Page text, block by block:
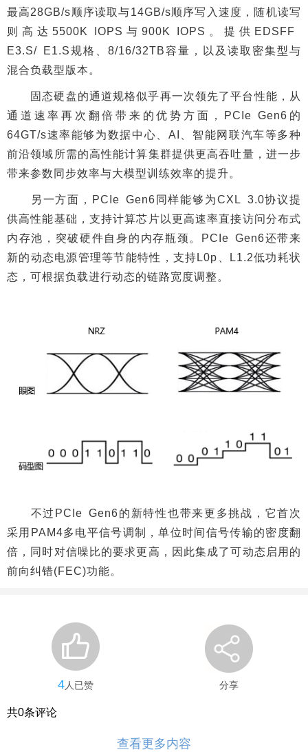
最高28GB/s顺序读取与14GB/s顺序写入速度，随机读写
则高达5500K IOPS与900K IOPS。提供EDSFF
E3.S/ E1.S规格、8/16/32TB容量，以及读取密集型与
混合负载型版本。
固态硬盘的通道规格似乎再一次领先了平台性能，从
通道速率再次翻倍带来的优势方面，PCIe Gen6的
64GT/s速率能够为数据中心、AI、智能网联汽车等多种
前沿领域所需的高性能计算集群提供更高吞吐量，进一步
带来参数同步效率与大模型训练效率的提升。
另一方面，PCIe Gen6同样能够为CXL 3.0协议提
供高性能基础，支持计算芯片以更高速率直接访问分布式
内存池，突破硬件自身的内存瓶颈。PCIe Gen6还带来
新的动态电源管理等节能特性，支持L0p、L1.2低功耗状
态，可根据负载进行动态的链路宽度调整。
不过PCIe Gen6的新特性也带来更多挑战，它首次
采用PAM4多电平信号调制，单位时间信号传输的密度翻
倍，同时对信噪比的要求更高，因此集成了可动态启用的
前向纠错(FEC)功能。
4人已赞 分享
共0条评论
查看更多内容